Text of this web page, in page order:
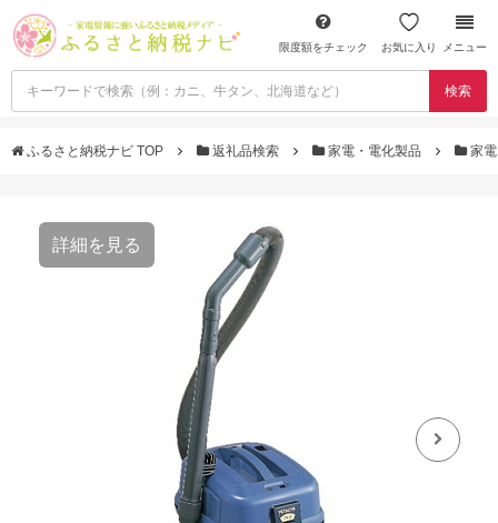
限度額をチェック お気に入り メニュー
検索
ふるさと納税ナビ TOP 返礼品検索 家電・電化製品 家電
詳細を見る